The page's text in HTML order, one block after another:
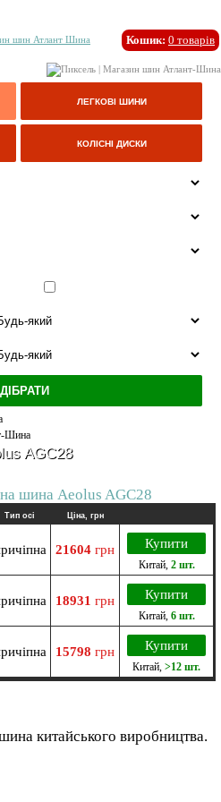
Кошик: 0 товарів
ЛЕГКОВІ ШИНИ
КОЛІСНІ ДИСКИ
AGC28
китайського виробництва.
Тип осі Ціна, грн
21604 грн Купити
Китай, 2 шт.
18931 грн Купити
Китай, 6 шт.
15798 грн Купити
Китай >12 шт.